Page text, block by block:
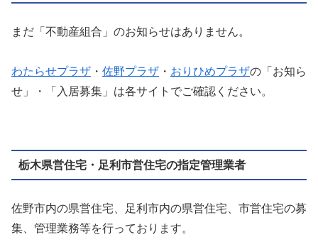
まだ「不動産組合」のお知らせはありません。
わたらせプラザ ・ 佐野プラザ ・ おりひめプラザの「お知ら
せ」・「入居募集」は各サイトでご確認ください。
栃木県営住宅・足利市営住宅の指定管理業者
佐野市内の県営住宅、足利市内の県営住宅、市営住宅の募
集、管理業務等を行っております。